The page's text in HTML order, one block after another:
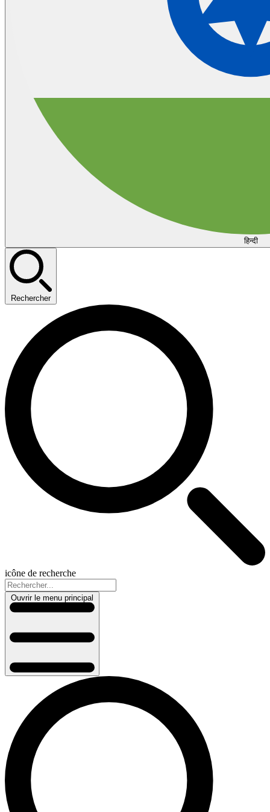
हिन्दी
Rechercher
icône de recherche
Ouvrir le menu principal